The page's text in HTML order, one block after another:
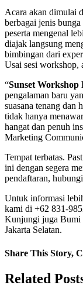
Acara akan dimulai
berbagai jenis
peserta mengenal
diajak langsung
bimbingan dari
Usai sesi workshop,
“Sunset
pengalaman baru
suasana tenang dan
tidak hanya
hangat dan penuh
Marketing
Tempat terbatas.
ini dengan segera
pendaftaran,
Untuk informasi
kami di +62 831-
Kunjungi juga Bumi
Jakarta Selatan.
Share This Story,
Facebook
Twitter
LinkedIn
WhatsApp
Email
Related